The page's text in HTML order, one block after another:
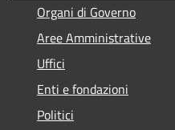
Organi di Governo
Aree Amministrative
Uffici
Enti e fondazioni
Politici